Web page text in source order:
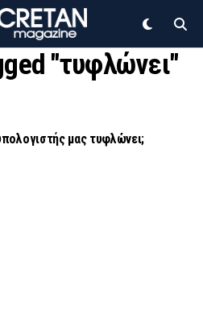
"τυφλώνει"
μας τυφλώνει;